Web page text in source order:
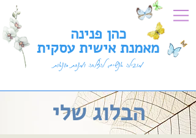
כהן פנינה
מאמנת אישית עסקית
מובילה אנשים להצלחה ומנחת סדנאות
הבלוג שלי